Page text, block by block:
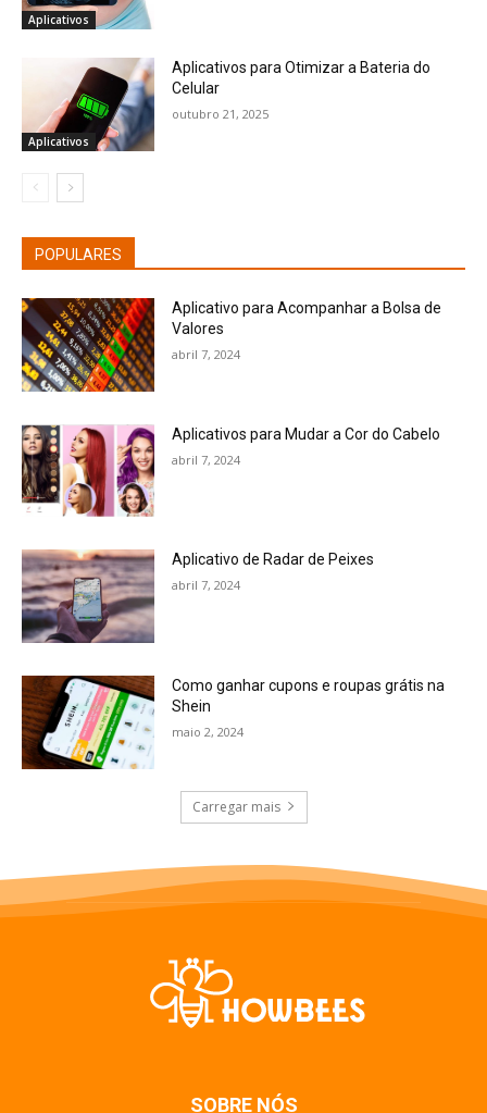
Aplicativos
Aplicativos
Aplicativos para Otimizar a Bateria do
Celular
outubro 21, 2025
POPULARES
Aplicativo para Acompanhar a Bolsa de
Valores
abril 7, 2024
Aplicativos para Mudar a Cor do Cabelo
abril 7, 2024
Aplicativo de Radar de Peixes
abril 7, 2024
Como ganhar cupons e roupas grátis na
Shein
maio 2, 2024
Carregar mais
SOBRE NÓS